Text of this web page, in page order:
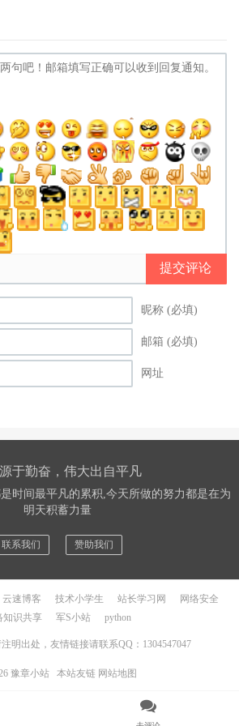
提交评论
昵称 (必填)
邮箱 (必填)
网址
于勤奋，伟大出自平凡
时间最平凡的累积,今天所做的努力都是在为
明天积蓄力量
联系我们 赞助我们
云速博客 技术小学生 站长学习网
网络安全
知识共享
军S小站 python
明出处，友情链接请联系QQ：1304547047
豫章小站 本站友链 网站地图